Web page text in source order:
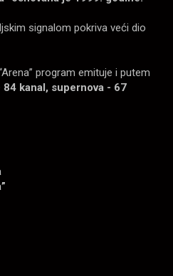
signalom pokriva veći dio
program emituje i putem
84 kanal, supernova - 67